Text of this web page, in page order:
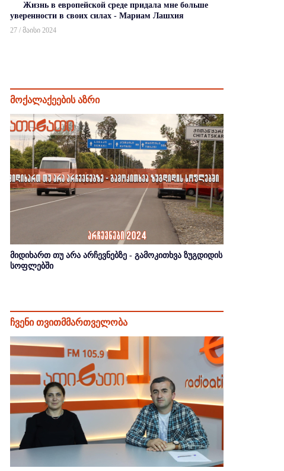
Жизнь в европейской среде придала мне больше
уверенности в своих силах - Мариам Лашхия
27 / მაისი 2024
მოქალაქეების აზრი
მიდიხართ თუ არა არჩევნებზე - გამოკითხვა ზუგდიდის
სოფლებში
ჩვენი თვითმმართველობა